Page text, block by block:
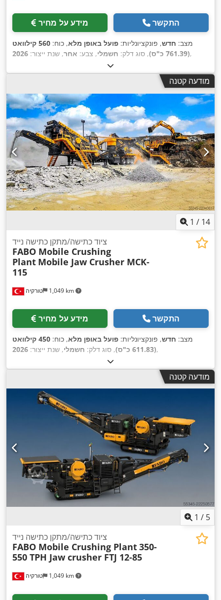
מידע על מחיר התקשר
מצב: חדש, פונקציונליות: פועל באופן מלא, כוח:
560 קילוואט
(761.39 כ"ס)
, סוג דלק: חשמלי, צבע: אחר, שנת ייצור: 2026 ,
מודעה קטנה
1 / 14
טורקיה 1,049 km
ציוד כתישה/מתקן כתישה נייד
FABO Mobile Crushing
Plant Mobile Jaw Crusher MCK-
115
מידע על מחיר התקשר
מצב: חדש, פונקציונליות: פועל באופן מלא, כוח:
450 קילוואט
(611.83 כ"ס)
, סוג דלק: חשמלי, שנת ייצור: 2026 ,
מודעה קטנה
1 / 5
טורקיה 1,049 km
ציוד כתישה/מתקן כתישה נייד
FABO Mobile Crushing Plant350-
550 TPH Jaw crusher FTJ 12-85